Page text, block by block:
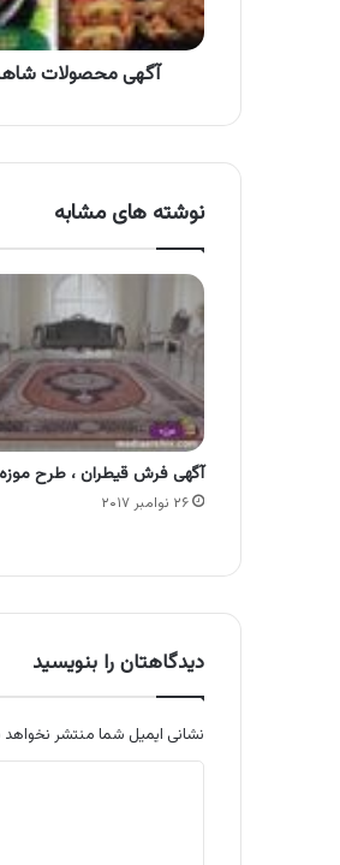
آگهی محصولات
نوشته های مشابه
آگهی فرش قیطران ، طرح‌ موزه
۲۶ نوامبر ۲۰۱۷
دیدگاهتان را بنویسید
نشانی ایمیل شما منتشر